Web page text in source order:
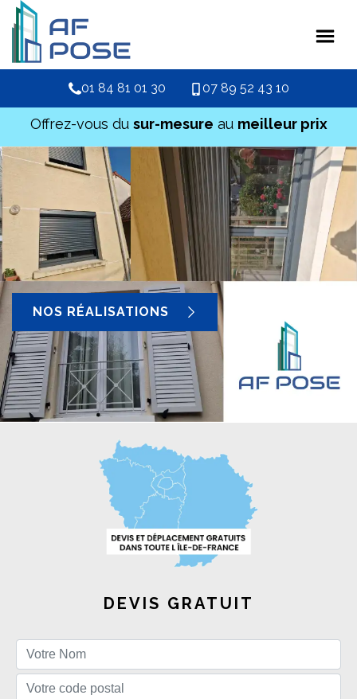
01 84 81 01 30 07 89 52 43 10
Offrez-vous du sur-mesure au meilleur prix
NOS RÉALISATIONS
DEVIS GRATUIT